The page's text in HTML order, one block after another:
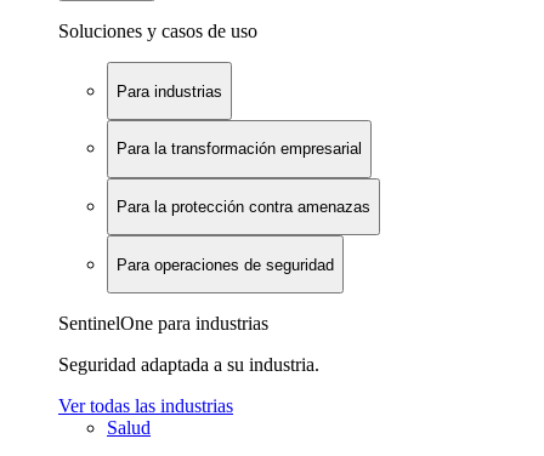
Soluciones y casos de uso
Para industrias
Para la transformación empresarial
Para la protección contra amenazas
Para operaciones de seguridad
SentinelOne para industrias
Seguridad adaptada a su industria.
Ver todas las industrias
Salud